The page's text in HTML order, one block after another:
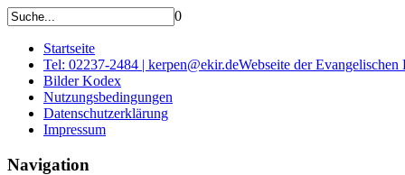
0
Startseite
Tel: 02237-2484 | kerpen@ekir.deWebseite der
Bilder Kodex
Nutzungsbedingungen
Datenschutzerklärung
Impressum
Navigation